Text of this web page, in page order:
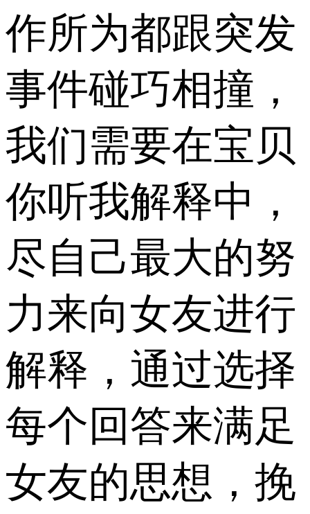
作所为都跟突发
事件碰巧相撞，
我们需要在宝贝
你听我解释中，
尽自己最大的努
力来向女友进行
解释，通过选择
每个回答来满足
女友的思想，挽